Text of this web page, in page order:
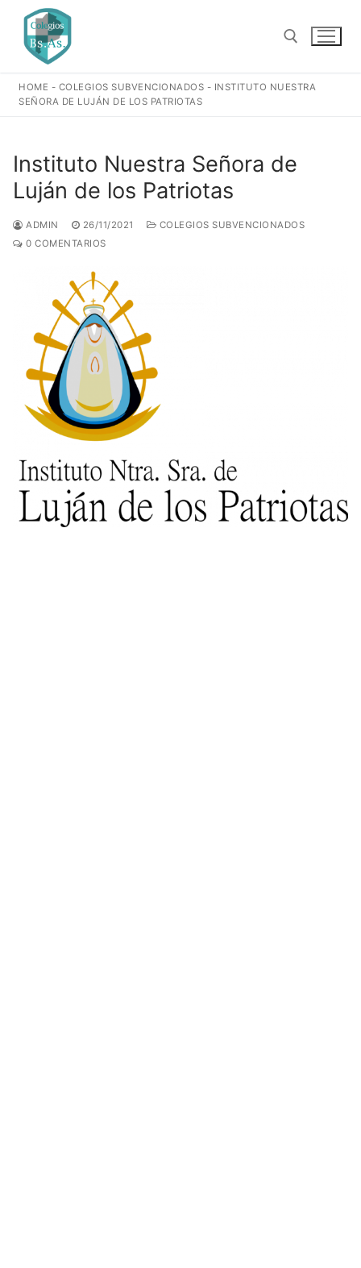
contenido
Buscar:
HOME - COLEGIOS SUBVENCIONADOS - INSTITUTO NUESTRA
SEÑORA DE LUJÁN DE LOS PATRIOTAS
Instituto Nuestra Señora de
Luján de los Patriotas
ADMIN 26/11/2021
COLEGIOS SUBVENCIONADOS
0 COMENTARIOS